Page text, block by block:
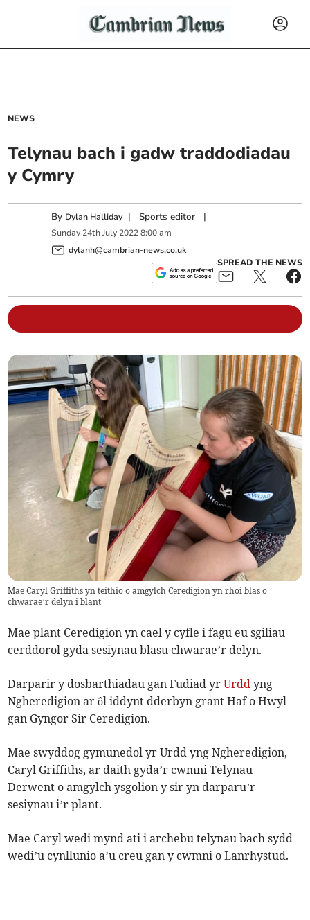
NEWS
Telynau bach i gadw traddodiadau
y Cymry
By Dylan Halliday | Sports editor |
Sunday 24th July 2022 8:00 am
dylanh@cambrian-news.co.uk
SPREAD THE NEWS
Mae Caryl Griffiths yn teithio o amgylch Ceredigion yn rhoi blas o
chwarae’r delyn i blant
Mae plant Ceredigion yn cael y cyfle i fagu eu sgiliau
cerddorol gyda sesiynau blasu chwarae’r delyn.
Darparir y dosbarthiadau gan Fudiad yrUrdd yng
Ngheredigion ar ôl iddynt dderbyn grant Haf o Hwyl
gan Gyngor Sir Ceredigion.
Mae swyddog gymunedol yr Urdd yng Ngheredigion,
Caryl Griffiths, ar daith gyda’r cwmni Telynau
Derwent o amgylch ysgolion y sir yn darparu’r
sesiynau i’r plant.
Mae Caryl wedi mynd ati i archebu telynau bach sydd
wedi’u cynllunio a’u creu gan y cwmni o Lanrhystud.